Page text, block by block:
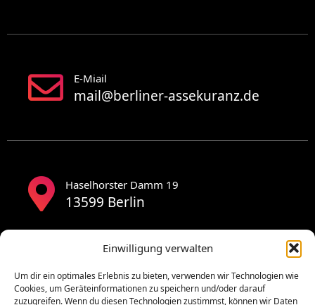
Einwilligung verwalten
Um dir ein optimales Erlebnis zu bieten, verwenden wir Technologien wie
Cookies, um Geräteinformationen zu speichern und/oder darauf
zuzugreifen. Wenn du diesen Technologien zustimmst, können wir Daten
E-Miail
mail@berliner-assekuranz.de
Haselhorster Damm 19
13599 Berlin